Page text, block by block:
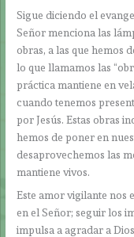
Sigue diciendo el
Señor menciona las
obras, a las que hemos
lo que llamamos las
práctica mantiene en
cuando tenemos
por Jesús. Estas obras
hemos de poner en
desaprovechemos las
mantiene vivos.
Este amor vigilante nos
en el Señor; seguir los
impulsa a agradar a